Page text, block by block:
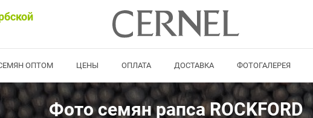
ОПТОМ ЦЕНЫ ОПЛАТА ДОСТАВКА ФОТОГАЛЕРЕЯ
Фото семян рапса ROCKFORD